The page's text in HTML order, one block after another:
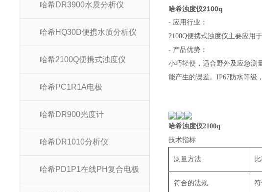
哈希DR3900水质分析仪
哈希HQ30D便携水质分析仪
哈希2100Q便携式浊度仪
哈希PC1R1A电极
哈希DR900光度计
哈希DR1010分析仪
哈希PD1P1在线PH复合电极
哈希浊度仪2100q
- 应用行业：
2100Q便携式浊度仪主要应用
- 产品优势：
小巧轻便，适合野外及应急测
能产生的误差。 IP67防水等级
哈希浊度仪2100q
技术指标
测量方法
符合的法规 符